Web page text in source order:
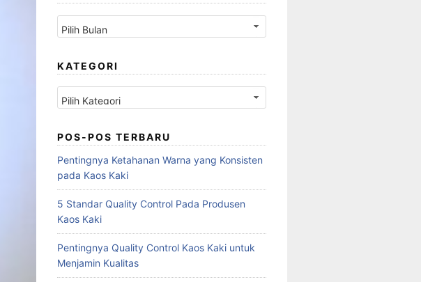
Arsip
KATEGORI
Kategori
POS-POS TERBARU
Pentingnya Ketahanan Warna yang Konsisten
pada Kaos Kaki
5 Standar Quality Control Pada Produsen
Kaos Kaki
Pentingnya Quality Control Kaos Kaki untuk
Menjamin Kualitas